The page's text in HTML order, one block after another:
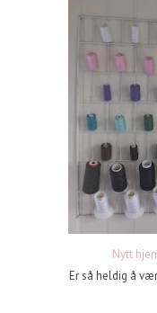
Nytt
Er så heldig å